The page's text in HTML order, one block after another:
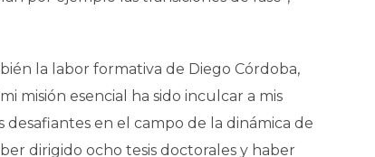
la labor formativa de Diego Córdoba,
misión esencial ha sido inculcar a mis
en el campo de la dinámica de
dirigido ocho tesis doctorales y haber